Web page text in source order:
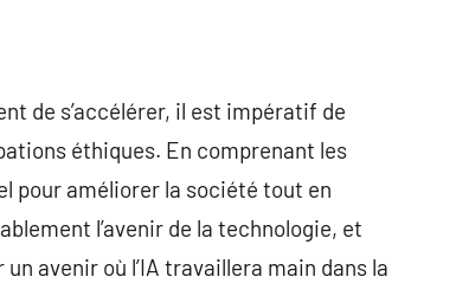
de s’accélérer, il est impératif de
éthiques. En comprenant les
pour améliorer la société tout en
l’avenir de la technologie, et
avenir où l’IA travaillera main dans la